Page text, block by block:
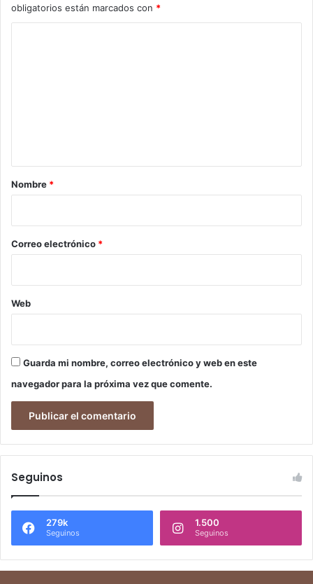
obligatorios están marcados con *
r
*
Nombre *
Correo electrónico *
Web
Guarda mi nombre, correo electrónico y web en este
navegador para la próxima vez que comente.
Seguinos
279k
Seguinos
1.500
Seguinos